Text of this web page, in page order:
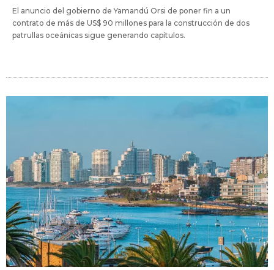
El anuncio del gobierno de Yamandú Orsi de poner fin a un
contrato de más de US$ 90 millones para la construcción de dos
patrullas oceánicas sigue generando capítulos.